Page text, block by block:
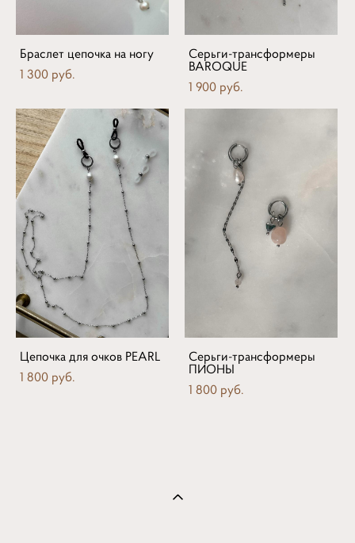
Браслет цепочка на ногу
1 300 pуб.
Серьги-трансформеры
BAROQUE
1 900 pуб.
Цепочка для очков PEARL
1 800 pуб.
Серьги-трансформеры
ПИОНЫ
1 800 pуб.